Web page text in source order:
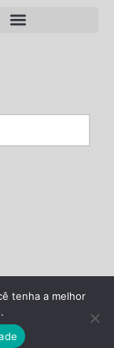
& Vendas B2B
tenha a melhor